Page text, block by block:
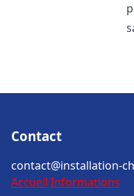
Contact
contact@installation-
Accueil Informations